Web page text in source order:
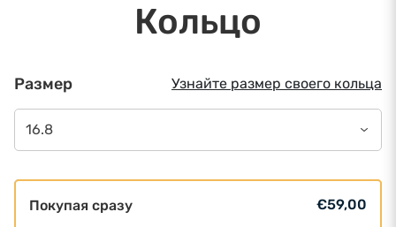
Кольцо
Размер Узнайте размер своего кольца
16.8
Покупая сразу €59,00